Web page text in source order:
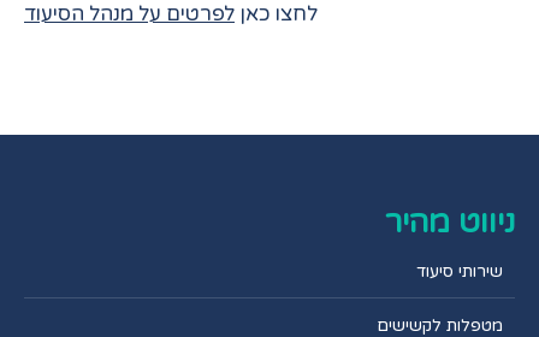
לחצו כאן לפרטים על מנהל הסיעוד
ניווט מהיר
שירותי סיעוד
מטפלות לקשישים